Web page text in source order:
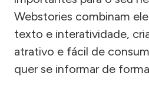
Webstories combinam
texto e interatividade,
atrativo e fácil de
quer se informar de